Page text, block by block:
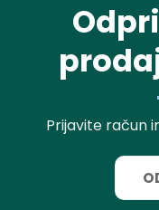
Prijavite račun